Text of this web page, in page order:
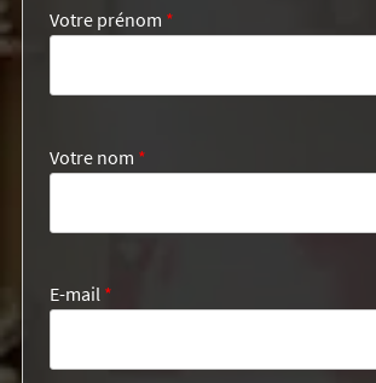
Votre prénom *
Votre nom *
E-mail *